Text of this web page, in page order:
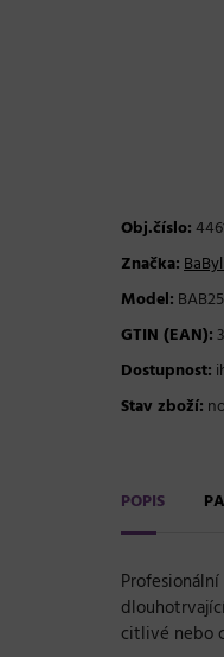
Obj.číslo:
Značka:
Model:
GTIN (EAN):
Dostupnost:
Stav zboží:
POPIS
citlivé nebo